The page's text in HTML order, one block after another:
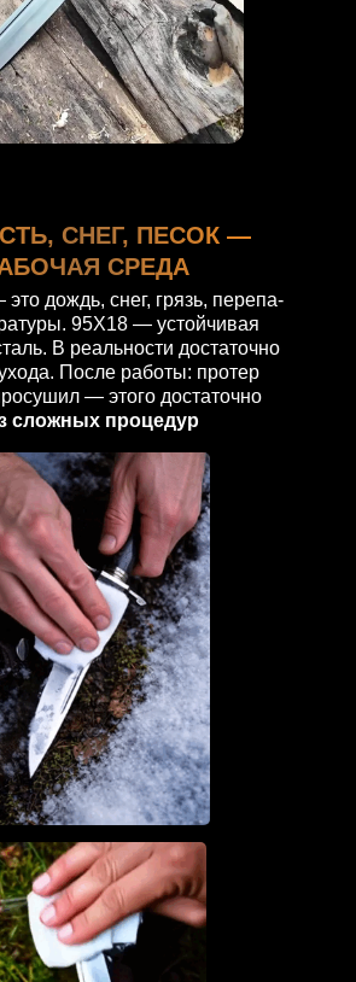
СНЕГ, ПЕСОК —
СРЕДА
дождь, снег, грязь, перепа-
95Х18 — устойчивая
В реальности достаточно
После работы: протер
— этого достаточно
сложных процедур